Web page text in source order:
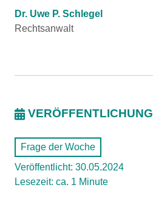
Dr. Uwe P. Schlegel
Rechtsanwalt
VERÖFFENTLICHUNG
Frage der Woche
Veröffentlicht: 30.05.2024
Lesezeit: ca. 1 Minute